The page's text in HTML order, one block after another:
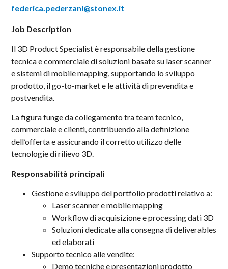
federica.pederzani@stonex.it
Job Description
Il 3D Product Specialist è responsabile della gestione
tecnica e commerciale di soluzioni basate su laser scanner
e sistemi di mobile mapping, supportando lo sviluppo
prodotto, il go-to-market e le attività di prevendita e
postvendita.
La figura funge da collegamento tra team tecnico,
commerciale e clienti, contribuendo alla definizione
dell’offerta e assicurando il corretto utilizzo delle
tecnologie di rilievo 3D.
Responsabilità principali
Gestione e sviluppo del portfolio prodotti relativo a:
Laser scanner e mobile mapping
Workflow di acquisizione e processing dati 3D
Soluzioni dedicate alla consegna di deliverables
ed elaborati
Supporto tecnico alle vendite:
Demo tecniche e presentazioni prodotto